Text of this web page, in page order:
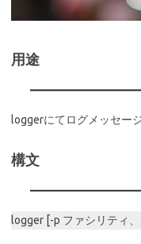
用途
loggerにてログメッセー
構文
logger [-p ファシリティ